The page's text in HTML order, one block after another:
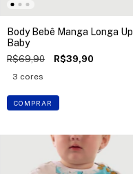
Body Bebê Manga Longa Up
Baby
R$69,90 R$39,90
3 cores
COMPRAR